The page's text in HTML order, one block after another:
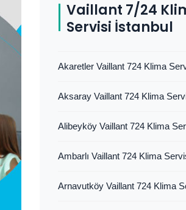
Vaillant 7/24
Servisi İstanbul
Akaretler Vaillant 724 Klima
Aksaray Vaillant 724 Klima
Alibeyköy Vaillant 724 Klima
Ambarlı Vaillant 724 Klima
Arnavutköy Vaillant 724 Klima